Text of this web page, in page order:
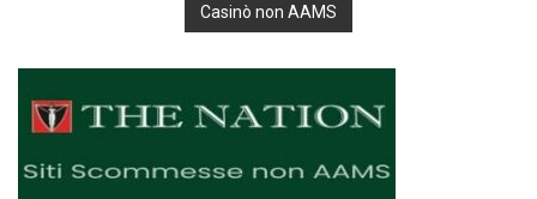
Casinò non AAMS